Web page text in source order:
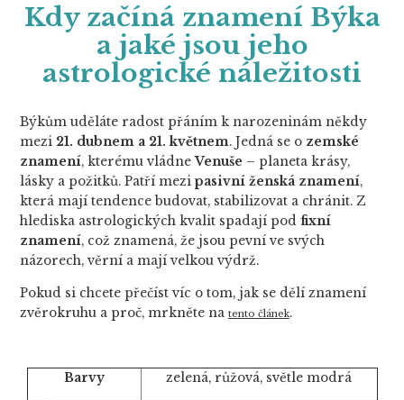
Kdy začíná znamení Býka
a jaké jsou jeho
astrologické náležitosti
Býkům uděláte radost přáním k narozeninám někdy
mezi 21. dubnem a 21. květnem. Jedná se o zemské
znamení, kterému vládneVenuše – planeta krásy,
lásky a požitků. Patří mezi pasivní ženská znamení,
která mají tendence budovat, stabilizovat a chránit. Z
hlediska astrologických kvalit spadají pod fixní
znamení, což znamená, že jsou pevní ve svých
názorech, věrní a mají velkou výdrž.
Pokud si chcete přečíst víc o tom, jak se dělí znamení
zvěrokruhu a proč, mrkněte na tento článek.
Barvy zelená, růžová, světle modrá